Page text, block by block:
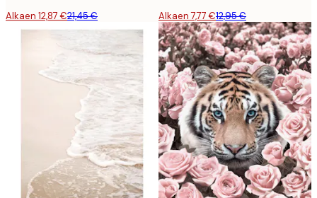
Alkaen 12,87 €21,45 € Alkaen 7,77 €12,95 €